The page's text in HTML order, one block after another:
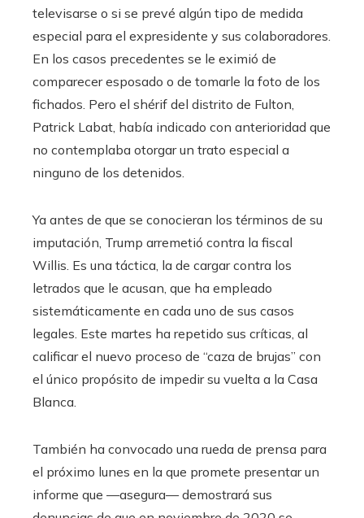
televisarse o si se prevé algún tipo de medida
especial para el expresidente y sus colaboradores.
En los casos precedentes se le eximió de
comparecer esposado o de tomarle la foto de los
fichados. Pero el shérif del distrito de Fulton,
Patrick Labat, había indicado con anterioridad que
no contemplaba otorgar un trato especial a
ninguno de los detenidos.
Ya antes de que se conocieran los términos de su
imputación, Trump arremetió contra la fiscal
Willis. Es una táctica, la de cargar contra los
letrados que le acusan, que ha empleado
sistemáticamente en cada uno de sus casos
legales. Este martes ha repetido sus críticas, al
calificar el nuevo proceso de “caza de brujas” con
el único propósito de impedir su vuelta a la Casa
Blanca.
También ha convocado una rueda de prensa para
el próximo lunes en la que promete presentar un
informe que —asegura— demostrará sus